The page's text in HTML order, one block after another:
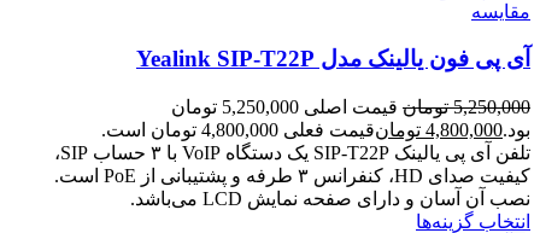
مقایسه
آی پی فون یالینک مدل Yealink SIP-T22P
5,250,000 تومان
قیمت اصلی 5,250,000 تومان
بود.4,800,000 تومانقیمت فعلی 4,800,000 تومان است.
تلفن آی پی یالینک SIP-T22P یک دستگاه VoIP با ۳ حساب SIP،
کیفیت صدای HD، کنفرانس ۳ طرفه و پشتیبانی از PoE است.
نصب آن آسان و دارای صفحه نمایش LCD می‌باشد.
انتخاب گزینه‌ها